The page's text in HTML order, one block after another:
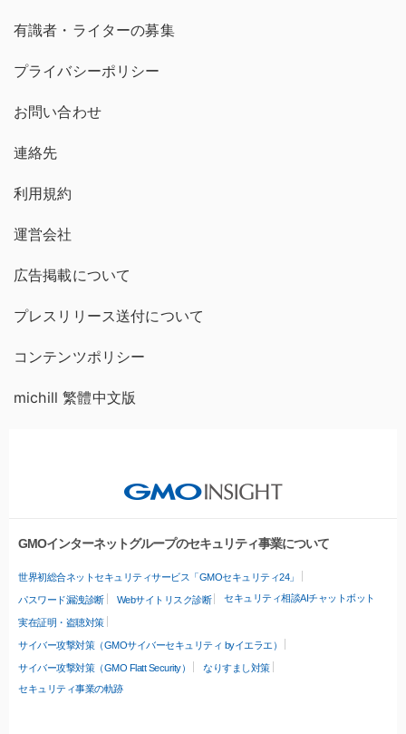
有識者・ライターの募集
プライバシーポリシー
お問い合わせ
連絡先
利用規約
運営会社
広告掲載について
プレスリリース送付について
コンテンツポリシー
michill 繁體中文版
GMOインターネットグループのセキュリティ事業について
世界初総合ネットセキュリティサービス「GMOセキュリティ24」
パスワード漏洩診断 Webサイトリスク診断 セキュリティ相談AIチャットボット
実在証明・盗聴対策
サイバー攻撃対策（GMOサイバーセキュリティ byイエラエ）
サイバー攻撃対策（GMO Flatt Security）
なりすまし対策
セキュリティ事業の軌跡